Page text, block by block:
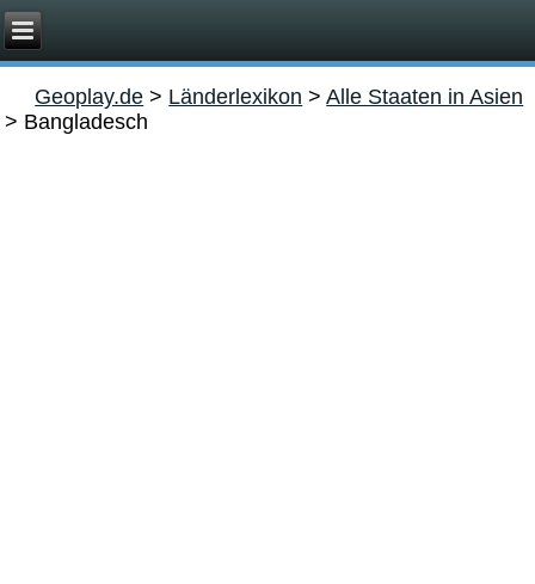
Geoplay.de > Länderlexikon >Alle Staaten in Asien
> Bangladesch